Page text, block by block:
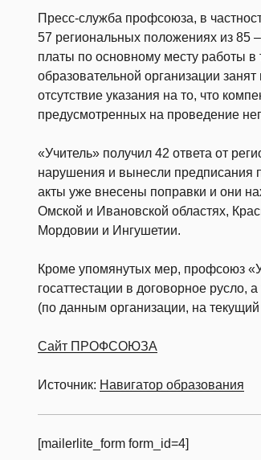
Пресс-служба профсоюза, в
57 региональных положениях из 85
платы по основному месту работы в
образовательной организации
отсутствие указания на то, что
предусмотренных на проведение
«Учитель» получил 42 ответа от
нарушения и вынесли предписания
акты уже внесены поправки и они
Омской и Ивановской областях,
Мордовии и Ингушетии.
Кроме упомянутых мер, профсоюз
госаттестации в договорное
(по данным организации, на
Сайт ПРОФСОЮЗА
Источник: Навигатор образования
[mailerlite_form form_id=4]